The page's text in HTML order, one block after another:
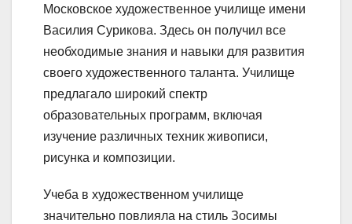
Московское художественное училище имени
Василия Сурикова. Здесь он получил все
необходимые знания и навыки для развития
своего художественного таланта. Училище
предлагало широкий спектр
образовательных программ, включая
изучение различных техник живописи,
рисунка и композиции.
Учеба в художественном училище
значительно повлияла на стиль Зосимы